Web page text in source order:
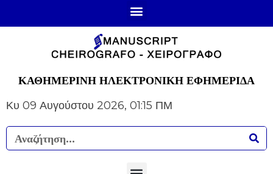
ΚΑΘΗΜΕΡΙΝΗ ΗΛΕΚΤΡΟΝΙΚΗ ΕΦΗΜΕΡΙΔΑ
Κυ 09 Αυγούστου 2026, 01:15 ΠΜ